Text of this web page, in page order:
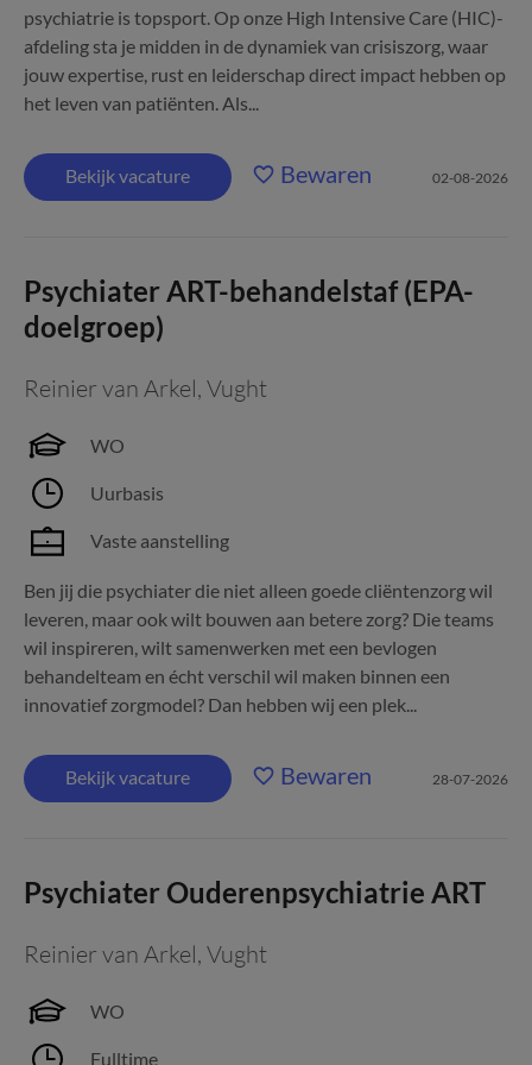
psychiatrie is topsport. Op onze High Intensive Care (HIC)-
afdeling sta je midden in de dynamiek van crisiszorg, waar
jouw expertise, rust en leiderschap direct impact hebben op
het leven van patiënten. Als...
Bekijk vacature Bewaren 02-08-2026
Psychiater ART-behandelstaf (EPA-
doelgroep)
Reinier van Arkel, Vught
WO
Uurbasis
Vaste aanstelling
Ben jij die psychiater die niet alleen goede cliëntenzorg wil
leveren, maar ook wilt bouwen aan betere zorg? Die teams
wil inspireren, wilt samenwerken met een bevlogen
behandelteam en écht verschil wil maken binnen een
innovatief zorgmodel? Dan hebben wij een plek...
Bekijk vacature Bewaren 28-07-2026
Psychiater Ouderenpsychiatrie ART
Reinier van Arkel, Vught
WO
Fulltime